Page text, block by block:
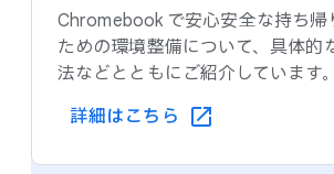
Chromebook で​安心安全な​持ち帰
ための​環境整備に​ついて、​具体的
法などとともに​ご紹介しています。
詳細は​こちら